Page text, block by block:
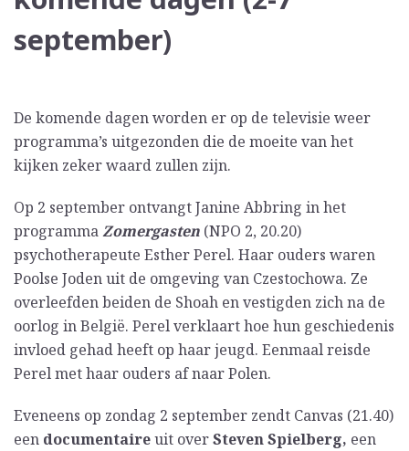
september)
De komende dagen worden er op de televisie weer
programma’s uitgezonden die de moeite van het
kijken zeker waard zullen zijn.
Op 2 september ontvangt Janine Abbring in het
programmaZomergasten (NPO 2, 20.20)
psychotherapeute Esther Perel. Haar ouders waren
Poolse Joden uit de omgeving van Czestochowa. Ze
overleefden beiden de Shoah en vestigden zich na de
oorlog in België. Perel verklaart hoe hun geschiedenis
invloed gehad heeft op haar jeugd. Eenmaal reisde
Perel met haar ouders af naar Polen.
Eveneens op zondag 2 september zendt Canvas (21.40)
een documentaireuit overSteven Spielberg, een